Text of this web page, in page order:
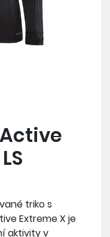
triko s
Extreme X je
aktivity v